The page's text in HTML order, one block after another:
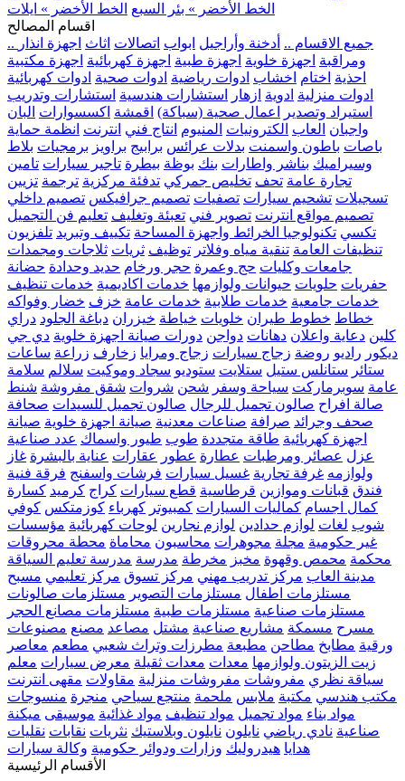
الخط الأخضر » بئر السبع الخط الأخضر » ايلات
اقسام المصالح
.. جميع الاقسام .. أدخنة وأراجيل ابواب اتصالات اثاث اجهزة انذار
ومراقبة اجهزة خلوية اجهزة طبية اجهزة كهربائية اجهزة مكتبية
احذية اختام اخشاب ادوات رياضية ادوات صحية ادوات كهربائية
ادوات منزلية ادوية ازهار استشارات هندسية استشارات وتدريب
استيراد وتصدير
اعمال صحية (سباكة) اقمشة اكسسوارات البان
واجبان العاب الكترونيات المنيوم انتاج فني انترنت انظمة حماية
باصات باطون واسمنت بدلات عرائس برابيج براويز برمجيات بلاط
وسيراميك بناشر واطارات بنك بوظة بيطرة تاجير سيارات تامين
تجارة عامة تحف تخليص جمركي تدفئة مركزية ترجمة تزيين
تسجيلات تشحيم سيارات تصفيات تصميم جرافيكس تصميم داخلي
تصميم مواقع انترنت تصوير فني تعبئة وتغليف تعليم فن التجميل
تكسي تكنولوجيا الخرائط واجهزة المساحة تكييف وتبريد تلفزيون
تنظيفات العامة تنقية مياه وفلاتر توظيف ثريات ثلاجات ومجمدات
جامعات وكليات حج وعمرة حجر ورخام حديد وحدادة حضانة
حفريات حلويات حيوانات ولوازمها خدمات اكاديمية خدمات تنظيف
خدمات جامعية خدمات طلابية خدمات عامة خزف خضار وفواكه
خطاط خطوط طيران خلويات خياطة خيزران دباغة الجلود دراي
كلين دعاية واعلان دهانات دواجن دورات صيانة اجهزة خلوية دي جي
ديكور راديو روضة زجاج سيارات زجاج ومرايا زخارف زراعة ساعات
ستائر ستانلس ستيل ستلايت ستوديو سجاد وموكيت سلالم سلامة
عامة سوبرماركت سياحة وسفر شحن شروات شقق مفروشة شنط
صالة افراح صالون تجميل للرجال صالون تجميل للسيدات صحافة
صحف وجرائد صرافة صناعات معدنية صيانة اجهزة خلوية صيانة
اجهزة كهربائية طاقة متجددة طوب طيور واسماك عدد صناعية
عزل عصائر ومرطبات عطارة عطور عقارات عناية بالبشرة غاز
ولوازمه غرفة تجارية غسيل سيارات فرشات واسفنج فرقة فنية
فندق قبانات وموازين قرطاسية قطع سيارات كراج كرميد كسارة
كمال اجسام كماليات السيارات كمبيوتر كهرباء كوزمتكس كوفي
شوب لغات لوازم حدادين لوازم نجارين لوحات كهربائية مؤسسات
غير حكومية مجلة مجوهرات محاسبون محاماة محطة محروقات
محكمة محمص وقهوة مخبز مخرطة مدرسة مدرسة تعليم السياقة
مدينة العاب مركز تدريب مهني مركز تسوق مركز تعليمي مسبح
مستلزمات اطفال مستلزمات التصوير مستلزمات صالونات
مستلزمات صناعية مستلزمات طبية مستلزمات مصانع الحجر
مسرح مسمكة مشاريع صناعية مشتل مصاعد مصنع مصنوعات
ورقية مطابخ مطاحن مطبعة مطرزات وتراث شعبي مطعم معاصر
زيت الزيتون ولوازمها معدات معدات ثقيلة معرض سيارات معلم
سياقة نظري مفروشات مفروشات منزلية مقاولات مقهى انترنت
مكتب هندسي مكتبة ملابس ملحمة منتجع سياحي منجرة منسوجات
مواد بناء مواد تجميل مواد تنظيف مواد غذائية موسيقى ميكنة
صناعية نادي رياضي نايلون نايلون وبلاستيك نثريات نقابات نقليات
هدايا هيدروليك وزارات ودوائر حكومية وكالة سيارات
الأقسام الرئيسية